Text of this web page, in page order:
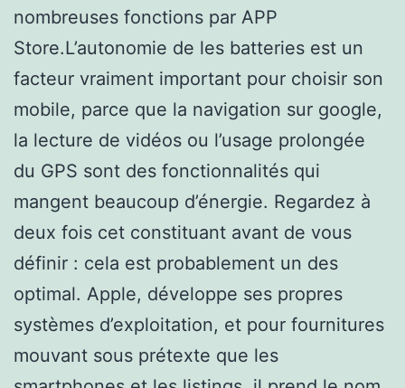
nombreuses fonctions par APP
Store.L’autonomie de les batteries est un
facteur vraiment important pour choisir son
mobile, parce que la navigation sur google,
la lecture de vidéos ou l’usage prolongée
du GPS sont des fonctionnalités qui
mangent beaucoup d’énergie. Regardez à
deux fois cet constituant avant de vous
définir : cela est probablement un des
optimal. Apple, développe ses propres
systèmes d’exploitation, et pour fournitures
mouvant sous prétexte que les